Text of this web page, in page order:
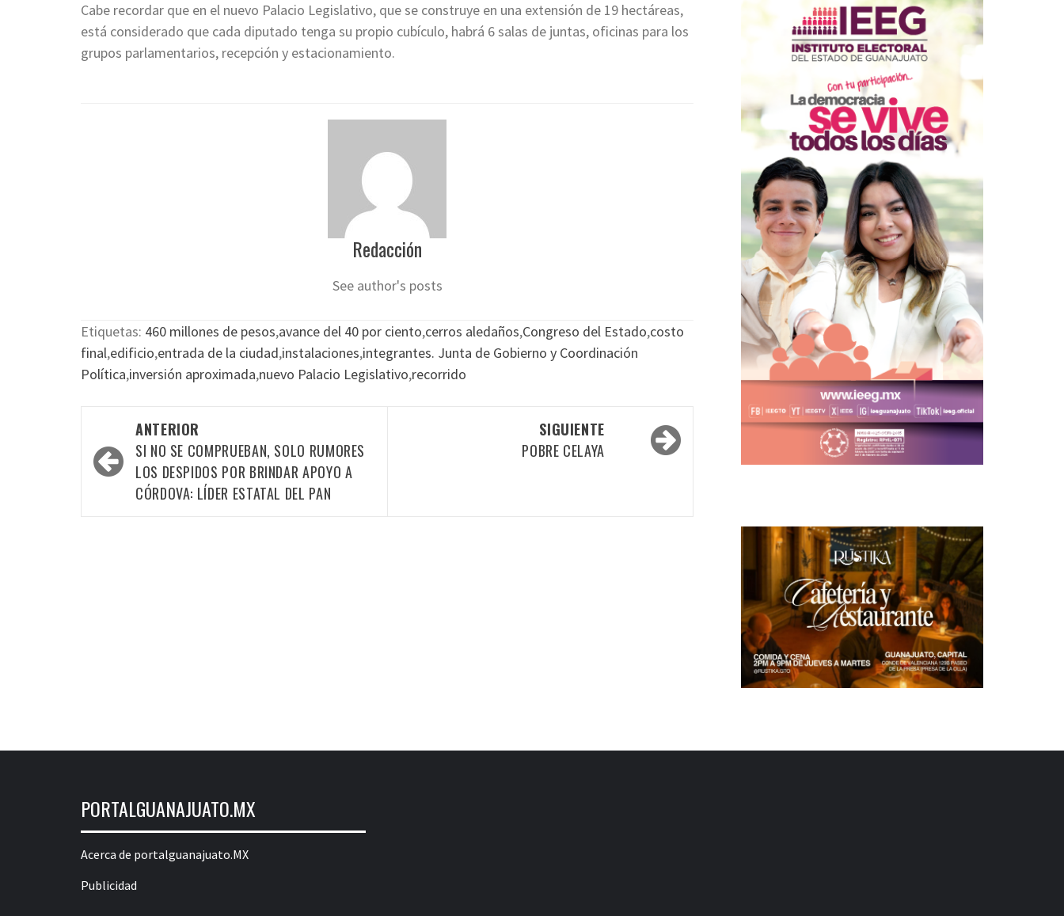
Cabe recordar que en el nuevo Palacio Legislativo, que se construye en una extensión de 19 hectáreas,
está considerado que cada diputado tenga su propio cubículo, habrá 6 salas de juntas, oficinas para los
grupos parlamentarios, recepción y estacionamiento.
Redacción
See author's posts
Etiquetas: 460 millones de pesos,avance del 40 por ciento,cerros aledaños,Congreso del Estado,costo
final,edificio,entrada de la ciudad,instalaciones,integrantes. Junta de Gobierno y Coordinación
Política,inversión aproximada,nuevo Palacio Legislativo,recorrido
Navegación
por
las
entradas
ANTERIOR
SI NO SE COMPRUEBAN, SOLO RUMORES
LOS DESPIDOS POR BRINDAR APOYO A
CÓRDOVA: LÍDER ESTATAL DEL PAN
SIGUIENTE
POBRE CELAYA
PORTALGUANAJUATO.MX
Acerca de portalguanajuato.MX
Publicidad